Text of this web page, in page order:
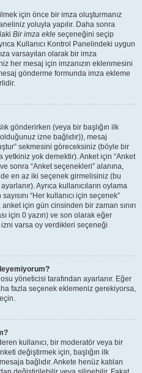
için önce bir imza oluşturmanız
yoluyla yapılır. Daha sonra
Bir imza ekle seçeneğini seçip
Kullanıcı Kontrol Panelindeki uygun
varsayılan olarak bir imza
her mesaj için imzanızın eklenmesini
gönderme formunda imza ekleme
gönderirken (veya bir başlığın ilk
izne bağlıdır)), mesaj
sekmesini göreceksiniz (böyle bir
yetkiniz yok demektir). Anket için “Anket
sonra “Anket seçenekleri” alanına,
en az iki seçenek girmelisiniz (bu
Ayrıca kullanıcıların oylama
“Her kullanıcı için seçenek”
için gün cinsinden bir zaman sınırı
için 0 yazın) ve son olarak eğer
izni varsa oy verdikleri seçeneği
yöneticisi tarafından ayarlanır. Eğer
fazla seçenek eklemeniz gerekiyorsa,
kullanıcı, bir moderatör veya bir
değiştirmek için, başlığın ilk
bağlıdır. Ankete henüz katılan